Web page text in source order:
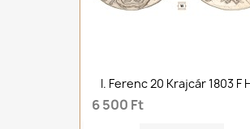
I. Ferenc 20 Krajcár 1803 F
6 500 Ft